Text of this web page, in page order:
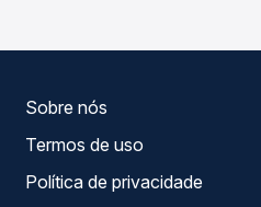
Sobre nós
Termos de uso
Política de privacidade